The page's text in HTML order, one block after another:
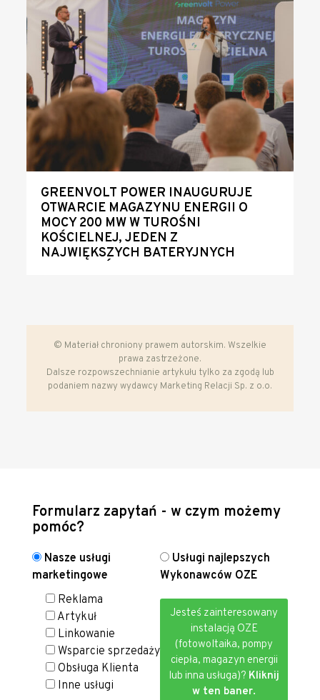
GREENVOLT POWER INAUGURUJE
OTWARCIE MAGAZYNU ENERGII O
MOCY 200 MW W TUROŚNI
KOŚCIELNEJ, JEDEN Z
NAJWIĘKSZYCH BATERYJNYCH
© Materiał chroniony prawem autorskim. Wszelkie
prawa zastrzeżone.
Dalsze rozpowszechnianie artykułu tylko za zgodą lub
podaniem nazwy wydawcy Marketing Relacji Sp. z o.o.
Formularz zapytań - w czym możemy
pomóc?
Nasze usługi
marketingowe
Usługi najlepszych
Wykonawców OZE
Reklama
Artykuł
Linkowanie
Wsparcie sprzedaży
Obsługa Klienta
Inne usługi
Jesteś zainteresowany
instalacją OZE
(fotowoltaika, pompy
ciepła, magazyn energii
lub inna usługa)? Kliknij
w ten baner.